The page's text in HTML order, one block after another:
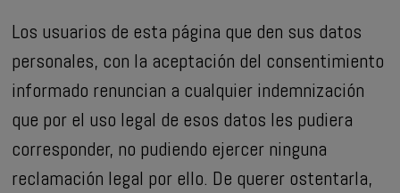
Los usuarios de esta página que den sus datos
personales, con la aceptación del consentimiento
informado renuncian a cualquier indemnización
que por el uso legal de esos datos les pudiera
corresponder, no pudiendo ejercer ninguna
reclamación legal por ello. De querer ostentarla,